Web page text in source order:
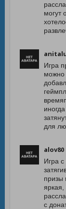
могут
Игра
можно
для
alov80
Игра
призы
с